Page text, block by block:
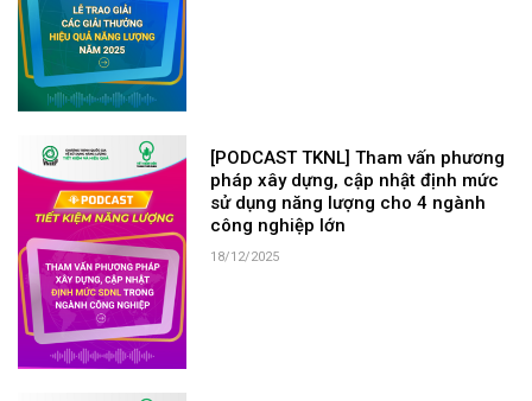
[PODCAST TKNL] Tham vấn phương
pháp xây dựng, cập nhật định mức
sử dụng năng lượng cho 4 ngành
công nghiệp lớn
18/12/2025